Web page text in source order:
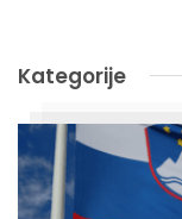
Kategorije